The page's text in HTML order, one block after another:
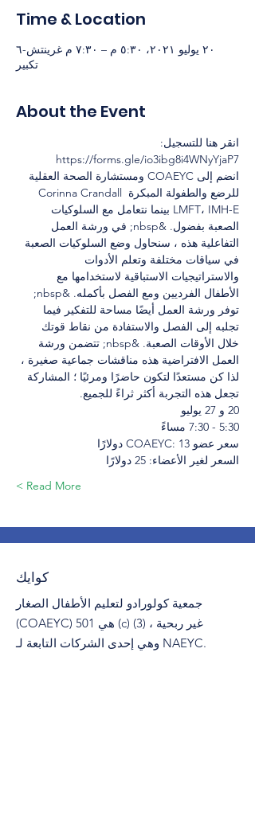
Time & Location
٢٠ يوليو ٢٠٢١، ٥:٣٠ م – ٧:٣٠ م غرينتش-٦
تكبير
About the Event
انقر هنا للتسجيل:
https://forms.gle/io3ibg8i4WNyYjaP7
انضم إلى COAEYC ومستشارة الصحة العقلية
للرضع والطفولة المبكرة Corinna Crandall
LMFT، IMH-E بينما نتعامل مع السلوكيات
الصعبة بفضول. &nbsp; في ورشة العمل
التفاعلية هذه ، سنحاول وضع السلوكيات الصعبة
في سياقات مختلفة وتعلم الأدوات
والاستراتيجيات الاستباقية لاستخدامها مع
الأطفال الفرديين ومع الفصل بأكمله. &nbsp;
توفر ورشة العمل أيضًا مساحة للتفكير فيما
تجلبه إلى الفصل والاستفادة من نقاط قوتك
خلال الأوقات الصعبة. &nbsp; تتضمن ورشة
العمل الافتراضية هذه مناقشات جماعية صغيرة ،
لذا كن مستعدًا لتكون حاضرًا ومرئيًا ؛ المشاركة
تجعل هذه التجربة أكثر ثراءً للجميع.
20 و 27 يوليو
5:30 - 7:30 مساءً
سعر عضو COAEYC: 13 دولارًا
السعر لغير الأعضاء: 25 دولارًا
Read More >
كوايك
جمعية كولورادو لتعليم الأطفال الصغار
(COAEYC) هي 501 (c) (3) غير ربحية ،
وهي إحدى الشركات التابعة لـ NAEYC.